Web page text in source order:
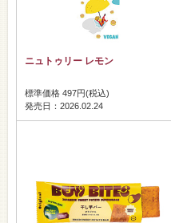
ニュトゥリー レモン
標準価格 497円(税込)
発売日：2026.02.24